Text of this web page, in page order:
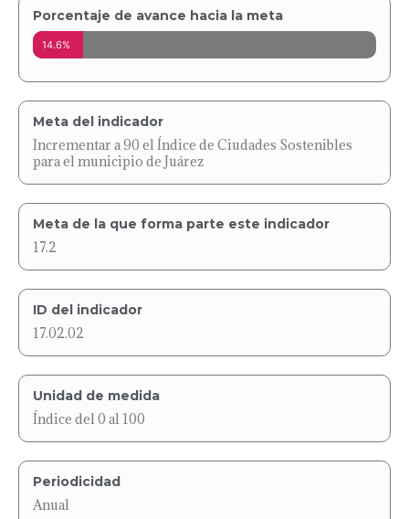
Porcentaje de avance hacia la meta
14.6%
Meta del indicador
Incrementar a 90 el Índice de Ciudades Sostenibles
para el municipio de Juárez
Meta de la que forma parte este indicador
17.2
ID del indicador
17.02.02
Unidad de medida
Índice del 0 al 100
Periodicidad
Anual